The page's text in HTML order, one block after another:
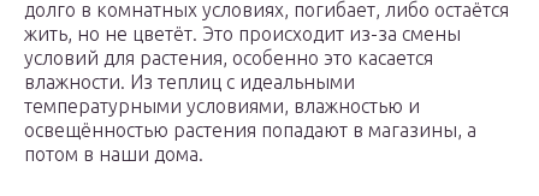
долго в комнатных условиях, погибает, либо остаётся
жить, но не цветёт. Это происходит из-за смены
условий для растения, особенно это касается
влажности. Из теплиц с идеальными
температурными условиями, влажностью и
освещённостью растения попадают в магазины, а
потом в наши дома.